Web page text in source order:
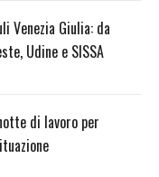
Venezia Giulia: da
Udine e SISSA
di lavoro per